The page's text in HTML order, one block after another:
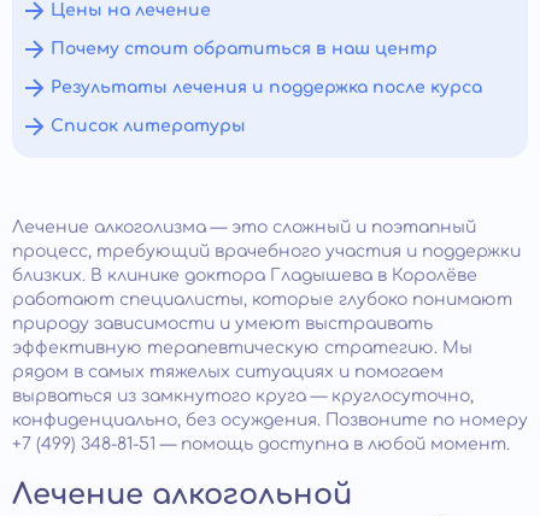
Цены на лечение
Почему стоит обратиться в наш центр
Результаты лечения и поддержка после курса
Список литературы
Лечение алкоголизма — это сложный и поэтапный
процесс, требующий врачебного участия и поддержки
близких. В клинике доктора Гладышева в Королёве
работают специалисты, которые глубоко понимают
природу зависимости и умеют выстраивать
эффективную терапевтическую стратегию. Мы
рядом в самых тяжелых ситуациях и помогаем
вырваться из замкнутого круга — круглосуточно,
конфиденциально, без осуждения. Позвоните по номеру
+7 (499) 348-81-51 — помощь доступна в любой момент.
Лечение алкогольной